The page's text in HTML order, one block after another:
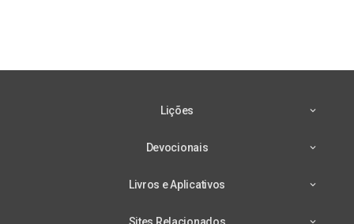
Lições
Devocionais
Livros e Aplicativos
Sites Relacionados